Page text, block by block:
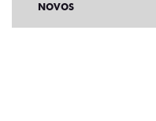
NOVOS